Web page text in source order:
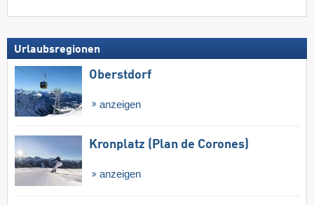
Urlaubsregionen
Oberstdorf
anzeigen
Kronplatz (Plan de Corones)
anzeigen